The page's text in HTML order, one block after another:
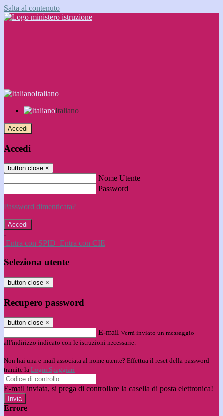
Salta al contenuto
Italiano
Italiano
Accedi
Accedi
button close ×
Nome Utente
Password
Password dimenticata?
-
Entra con SPID Entra con CIE
Seleziona utente
button close ×
Recupero password
button close ×
E-mail Verrà inviato un messaggio
all'indirizzo indicato con le istruzioni necessarie.
Non hai una e-mail associata al nome utente? Effettua il reset della password
tramite la Login Spaggiari
E-mail inviata, si prega di controllare la casella di posta elettronica!
Errore